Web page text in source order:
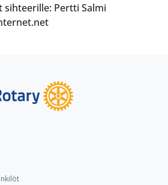
Pertti Salmi